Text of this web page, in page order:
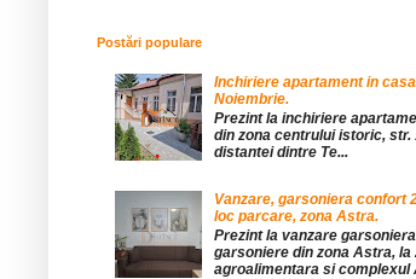
Postări populare
Inchiriere apartament in
Noiembrie.
Prezint la inchiriere
din zona centrului istoric,
distantei dintre Te...
Vanzare, garsoniera confort
loc parcare, zona Astra.
Prezint la vanzare
garsoniere din zona Astra, la
agroalimentara si complexul